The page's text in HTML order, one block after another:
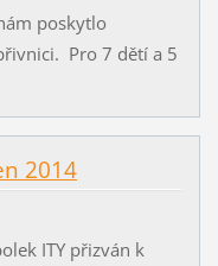
poskytlo
Pro 7 dětí a 5
2014
ITY přizván k